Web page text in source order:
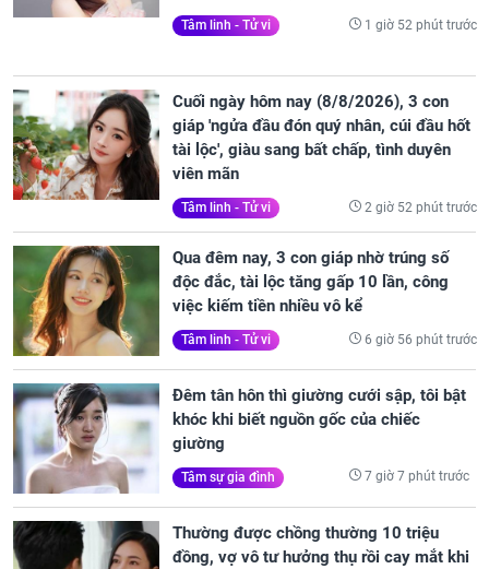
Tâm linh - Tử vi 1 giờ 52 phút trước
Cuối ngày hôm nay (8/8/2026), 3 con
giáp 'ngửa đầu đón quý nhân, cúi đầu hốt
tài lộc', giàu sang bất chấp, tình duyên
viên mãn
Tâm linh - Tử vi 2 giờ 52 phút trước
Qua đêm nay, 3 con giáp nhờ trúng số
độc đắc, tài lộc tăng gấp 10 lần, công
việc kiếm tiền nhiều vô kể
Tâm linh - Tử vi 6 giờ 56 phút trước
Đêm tân hôn thì giường cưới sập, tôi bật
khóc khi biết nguồn gốc của chiếc
giường
Tâm sự gia đình 7 giờ 7 phút trước
Thường được chồng thường 10 triệu
đồng, vợ vô tư hưởng thụ rồi cay mắt khi